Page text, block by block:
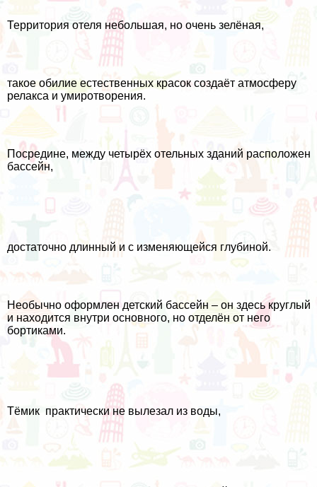
Территория отеля небольшая, но очень зелёная,
такое обилие естественных красок создаёт атмосферу
релакса и умиротворения.
Посредине, между четырёх отельных зданий расположен
бассейн,
достаточно длинный и с изменяющейся глубиной.
Необычно оформлен детский бассейн – он здесь круглый
и находится внутри основного, но отделён от него
бортиками.
Тёмик практически не вылезал из воды,